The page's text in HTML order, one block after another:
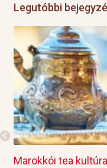
Legutóbbi
Marokkói tea kultúra